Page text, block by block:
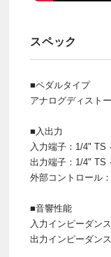
スペック
■ペダルタイプ
アナログディスト
■入出力
入力端子：1/4" TS
出力端子：1/4" TS
外部コントロール
■音響性能
入力インピーダン
出力インピーダン